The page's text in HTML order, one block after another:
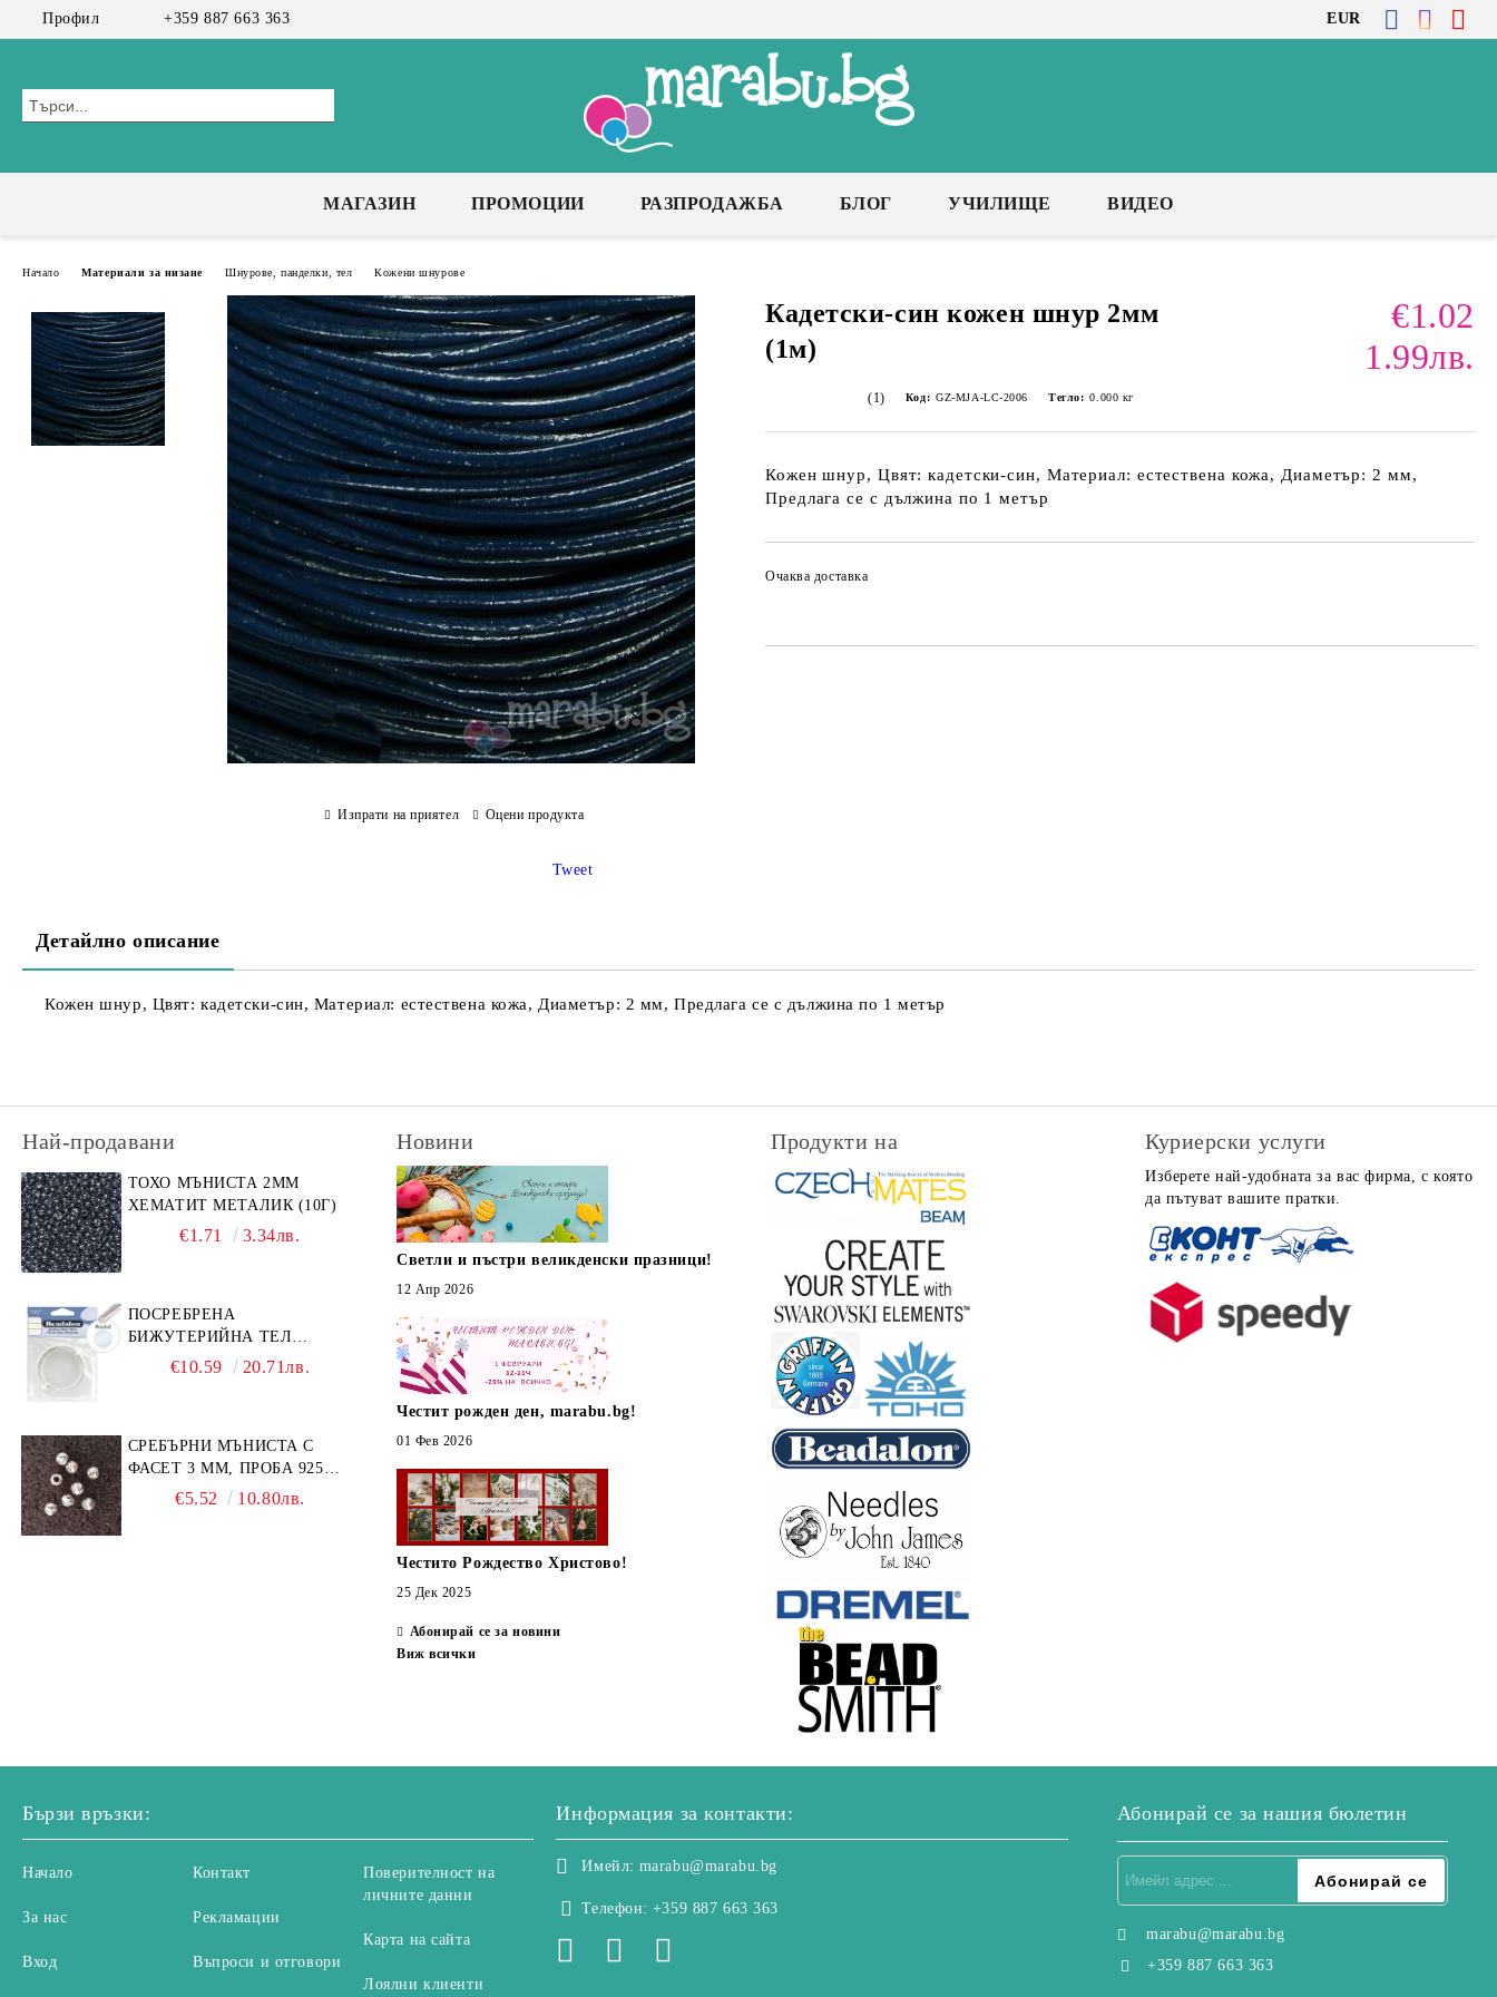
Профил +359 887 663 363 EUR
МАГАЗИН ПРОМОЦИИ РАЗПРОДАЖБА БЛОГ УЧИЛИЩЕ ВИДЕО
Начало Материали за низане Шнурове, панделки, тел Кожени шнурове
Кадетски-син кожен шнур 2мм
(1м)
€1.02
1.99лв.
(1) Код: GZ-MJA-LC-2006 Тегло: 0.000 кг
Кожен шнур, Цвят: кадетски-син, Материал: естествена кожа, Диаметър: 2 мм,
Предлага се с дължина по 1 метър
Очаква доставка
Изпрати на приятел Оцени продукта
Tweet
Детайлно описание
Кожен шнур, Цвят: кадетски-син, Материал: естествена кожа, Диаметър: 2 мм, Предлага се с дължина по 1 метър
Най-продавани
ТОХО МЪНИСТА 2ММ
ХЕМАТИТ МЕТАЛИК (10Г)
€1.71 3.34лв.
ПОСРЕБРЕНА
БИЖУТЕРИЙНА ТЕЛ
GERMAN STYLE 20G (1БР)
€10.59 20.71лв.
СРЕБЪРНИ МЪНИСТА С
ФАСЕТ 3 ММ, ПРОБА 925
(10БР)€5.52 10.80лв.
Новини
Светли и пъстри великденски празници!
12 Апр 2026
Честит рожден ден, marabu.bg!
01 Фев 2026
Честито Рождество Христово!
25 Дек 2025
Абонирай се за новини
Виж всички
Продукти на Куриерски услуги
Изберете най-удобната за вас фирма, с която
да пътуват вашите пратки.
Бързи връзки:
Начало
За нас
Вход
Контакт
Рекламации
Въпроси и отговори
Поверителност на
личните данни
Карта на сайта
Лоялни клиенти
Информация за контакти:
Имейл: marabu@marabu.bg
Телефон: +359 887 663 363
Абонирай се за нашия бюлетин
marabu@marabu.bg
+359 887 663 363